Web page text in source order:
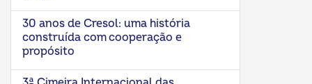
30 anos de Cresol: uma história
construída com cooperação e
propósito